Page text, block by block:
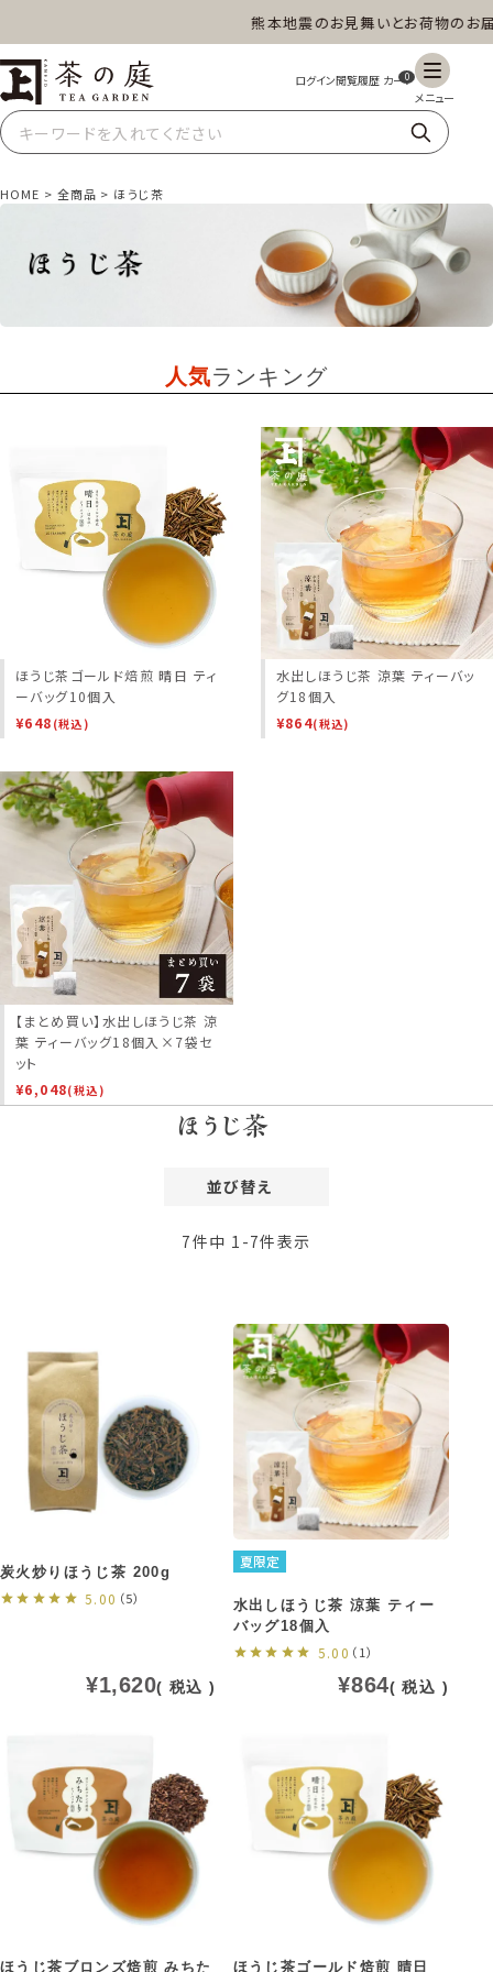
熊本地震のお見舞いとお荷物のお届
茶の庭オンラインショップ 0
ギフト 特上高級茶 深蒸し茶 水出し茶
業務用 商品一覧
HOME 全商品 ほうじ茶
人気ランキング
ほうじ茶ゴールド焙煎 晴日 ティ
ーバッグ10個入
¥648 (税込)
水出しほうじ茶 涼葉 ティーバッ
グ18個入
¥864(税込)
【まとめ買い】水出しほうじ茶 涼
葉 ティーバッグ18個入×7袋セ
ット
¥6,048(税込)
ほうじ茶
並び替え
価格が高い順
7件中 1 -7件表示
炭火炒りほうじ茶 200g
5.00 （5）
¥1,620 税込
夏限定
水出しほうじ茶 涼葉 ティー
バッグ18個入
5.00 （1）
¥864 税込
ほうじ茶ブロンズ焙煎 みちた ほうじ茶ゴールド焙煎 晴日